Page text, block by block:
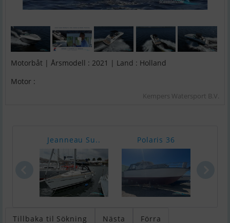
Motorbåt | Årsmodell : 2021 | Land : Holland
Motor :
Kempers Watersport B.V.
Jeanneau Su.. Polaris 36
Tillbaka til Sökning Nästa Förra